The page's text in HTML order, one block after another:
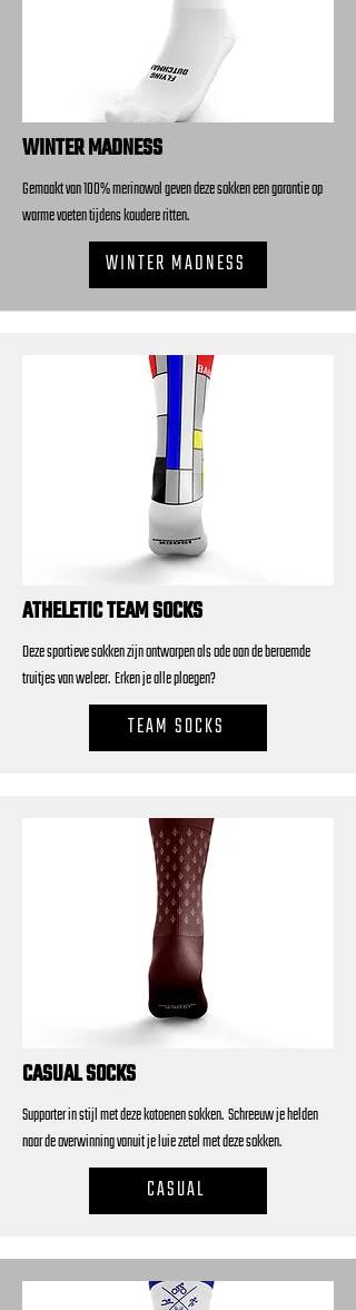
WINTER MADNESS
Gemaakt van 100% merinowol geven deze sokken een garantie op
warme voeten tijdens koudere ritten.
WINTER MADNESS
ATHELETIC TEAM SOCKS
Deze sportieve sokken zijn ontworpen als ode aan de beroemde
truitjes van weleer. Erken je alle ploegen?
TEAM SOCKS
CASUAL SOCKS
Supporter in stijl met deze katoenen sokken. Schreeuw je helden
naar de overwinning vanuit je luie zetel met deze sokken.
CASUAL